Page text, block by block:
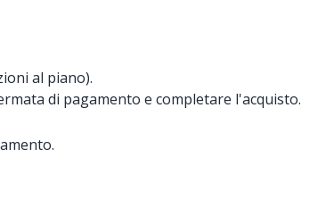
al piano).
di pagamento e completare l'acquisto.